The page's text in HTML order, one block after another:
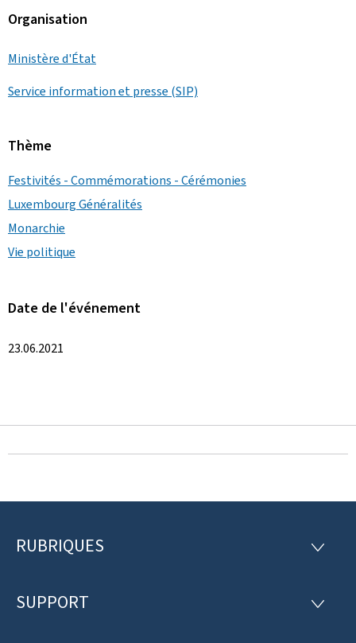
Organisation
Ministère d'État
Service information et presse (SIP)
Thème
Festivités - Commémorations - Cérémonies
Luxembourg Généralités
Monarchie
Vie politique
Date de l'événement
23.06.2021
P
e
RUBRIQUES
R
R
SUPPORT
S